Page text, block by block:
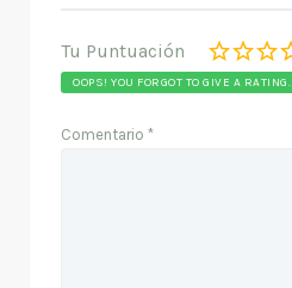
Tu Puntuación
OOPS! YOU FORGOT TO GIVE A RATING.
Comentario *